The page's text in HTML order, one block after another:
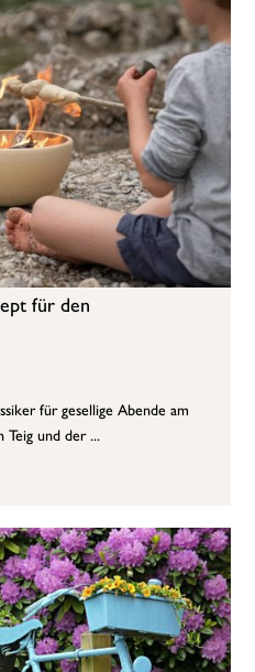
für den
für gesellige Abende am
Teig und der ...